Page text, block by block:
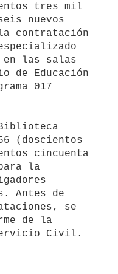
tres mil
nuevos
contratación
en las salas
de Educación
017
(doscientos
cincuenta
la
Antes de
se
de la